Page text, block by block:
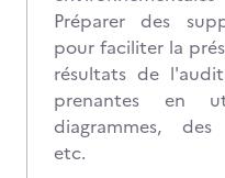
Préparer des
pour faciliter la
résultats de
prenantes en
diagrammes, des
etc.